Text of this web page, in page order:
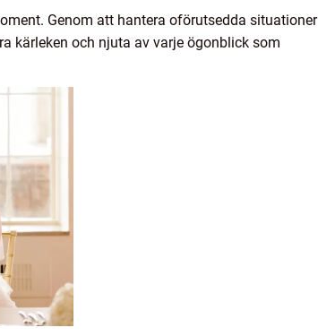
Genom att hantera oförutsedda situationer
kärleken och njuta av varje ögonblick som